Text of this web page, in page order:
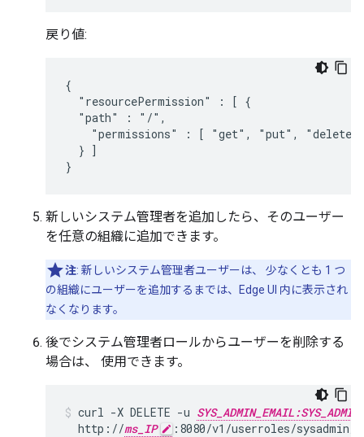
戻り値:
{
  "resourcePermission" : [ {
  "path" : "/",
"permissions" : [ "get", "put", "delete"
  } ]
}
新しいシステム管理者を追加したら、そのユーザー
を任意の組織に追加できます。
注: 新しいシステム管理者ユーザーは、 少なくとも 1 つ
の組織にユーザーを追加するまでは、Edge UI 内に表示され
なくなります。
後でシステム管理者ロールからユーザーを削除する
場合は、 使用できます。
curl -X DELETE -u
  http://
ms_IP :8080/v1/userroles/sysadmin/